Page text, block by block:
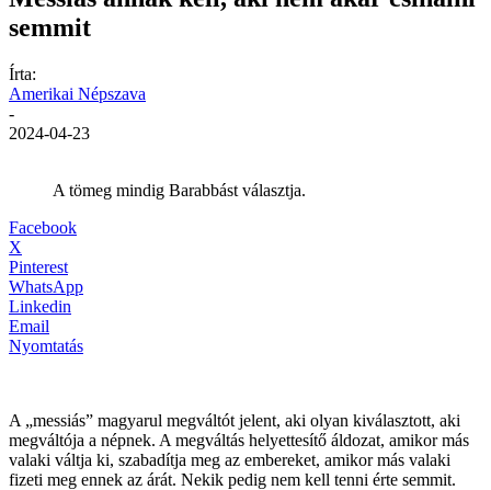
semmit
Írta:
Amerikai Népszava
-
2024-04-23
A tömeg mindig Barabbást választja.
Facebook
X
Pinterest
WhatsApp
Linkedin
Email
Nyomtatás
A „messiás” magyarul megváltót jelent, aki olyan kiválasztott, aki
megváltója a népnek. A megváltás helyettesítő áldozat, amikor más
valaki váltja ki, szabadítja meg az embereket, amikor más valaki
fizeti meg ennek az árát. Nekik pedig nem kell tenni érte semmit.